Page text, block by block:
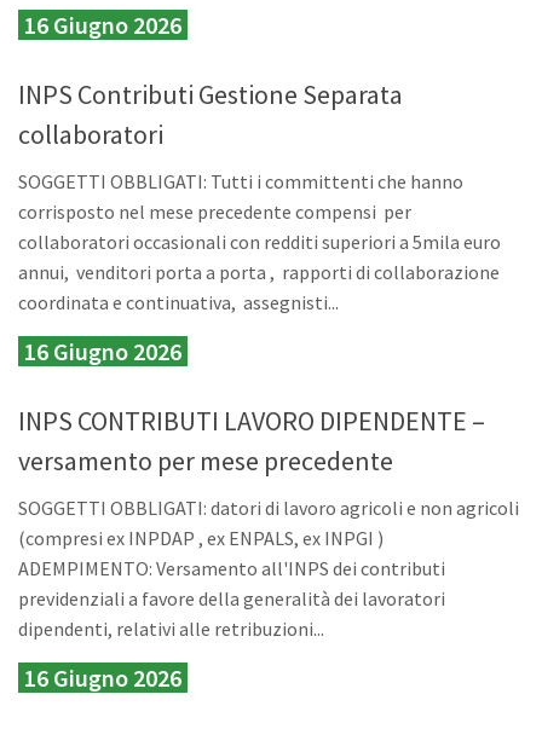
16 Giugno 2026
INPS Contributi Gestione Separata
collaboratori
SOGGETTI OBBLIGATI: Tutti i committenti che hanno
corrisposto nel mese precedente compensi per
collaboratori occasionali con redditi superiori a 5mila euro
annui, venditori porta a porta , rapporti di collaborazione
coordinata e continuativa, assegnisti...
16 Giugno 2026
INPS CONTRIBUTI LAVORO DIPENDENTE –
versamento per mese precedente
SOGGETTI OBBLIGATI: datori di lavoro agricoli e non agricoli
(compresi ex INPDAP , ex ENPALS, ex INPGI )
ADEMPIMENTO: Versamento all'INPS dei contributi
previdenziali a favore della generalità dei lavoratori
dipendenti, relativi alle retribuzioni...
16 Giugno 2026